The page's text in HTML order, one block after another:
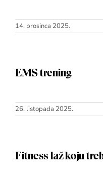
14. prosinca 2025.
EMS trening
26. listopada 2025.
Fitness laž koju